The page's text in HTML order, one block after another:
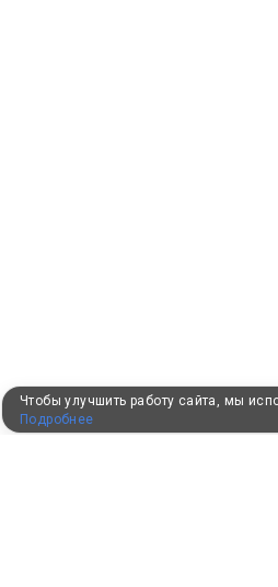
Чтобы улучшить работу сайта, мы
Подробнее